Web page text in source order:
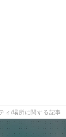
ィ/場所に関する記事